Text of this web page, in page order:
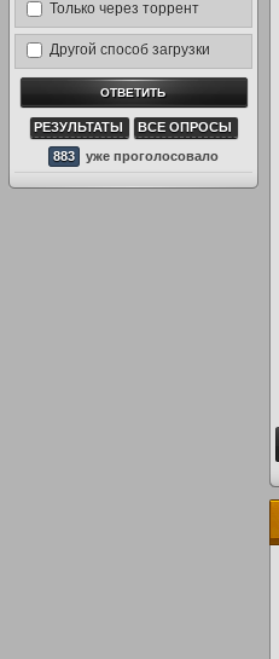
Только через торрент
Другой способ загрузки
РЕЗУЛЬТАТЫ
ВСЕ ОПРОСЫ
883
уже проголосовало